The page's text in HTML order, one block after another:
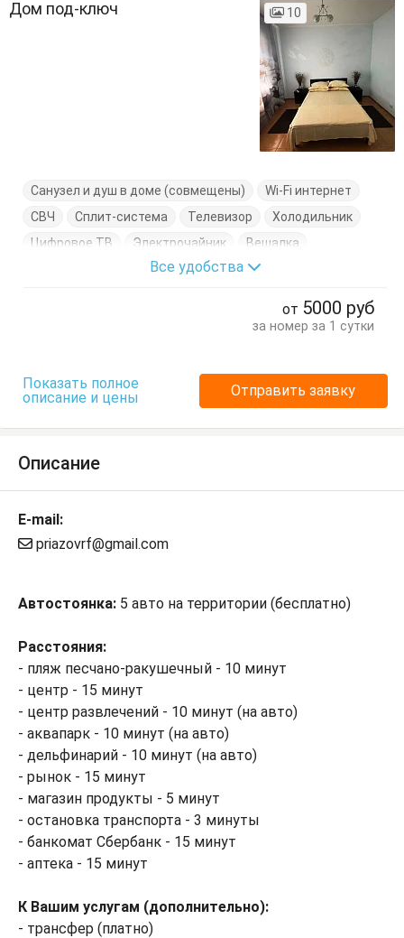
Дом под-ключ 10
Санузел и душ в доме (совмещены)
Wi-Fi интернет
СВЧ
Сплит-система Телевизор
Холодильник
Цифровое ТВ
Электрочайник
Вешалка
Журнальный столик
Кровать двуспальная
Стулья
Все удобства
от 5000 руб
за номер за 1 сутки
Показать полное
описание и цены
Отправить заявку
Описание
E-mail:
priazovrf@gmail.com
Автостоянка: 5 авто на территории (бесплатно)
Расстояния:
- пляж песчано-ракушечный - 10 минут
- центр - 15 минут
- центр развлечений - 10 минут (на авто)
- аквапарк - 10 минут (на авто)
- дельфинарий - 10 минут (на авто)
- рынок - 15 минут
- магазин продукты - 5 минут
- остановка транспорта - 3 минуты
- банкомат Сбербанк - 15 минут
- аптека - 15 минут
К Вашим услугам (дополнительно):
- трансфер (платно)